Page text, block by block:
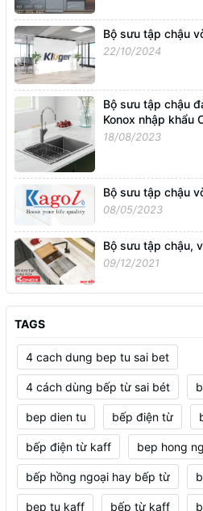
Bộ sưu tập chậu
22/10/2024
Bộ sưu tập chậu
Konox nhập khẩu
18/08/2023
Bộ sưu tập chậu
08/05/2023
Bộ sưu tập chậu,
09/12/2021
TAGS
4 cach dung bep tu sai bet
4 cách dùng bếp từ sai bét
bep dien tu bếp điện từ
bếp điện từ kaff bep hong
bếp hồng ngoại hay bếp từ
bep tu kaff bếp từ kaff